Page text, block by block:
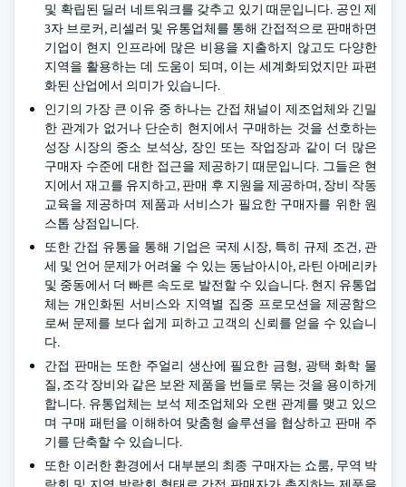
및 확립된 딜러 네트워크를 갖추고 있기 때문입니다. 공인 제
3자 브로커, 리셀러 및 유통업체를 통해 간접적으로 판매하면
기업이 현지 인프라에 많은 비용을 지출하지 않고도 다양한
지역을 활용하는 데 도움이 되며, 이는 세계화되었지만 파편
화된 산업에서 의미가 있습니다.
인기의 가장 큰 이유 중 하나는 간접 채널이 제조업체와 긴밀
한 관계가 없거나 단순히 현지에서 구매하는 것을 선호하는
성장 시장의 중소 보석상, 장인 또는 작업장과 같이 더 많은
구매자 수준에 대한 접근을 제공하기 때문입니다. 그들은 현
지에서 재고를 유지하고, 판매 후 지원을 제공하며, 장비 작동
교육을 제공하며 제품과 서비스가 필요한 구매자를 위한 원
스톱 상점입니다.
또한 간접 유통을 통해 기업은 국제 시장, 특히 규제 조건, 관
세 및 언어 문제가 어려울 수 있는 동남아시아, 라틴 아메리카
및 중동에서 더 빠른 속도로 발전할 수 있습니다. 현지 유통업
체는 개인화된 서비스와 지역별 집중 프로모션을 제공함으
로써 문제를 보다 쉽게 피하고 고객의 신뢰를 얻을 수 있습니
다.
간접 판매는 또한 주얼리 생산에 필요한 금형, 광택 화학 물
질, 조각 장비와 같은 보완 제품을 번들로 묶는 것을 용이하게
합니다. 유통업체는 보석 제조업체와 오랜 관계를 맺고 있으
며 구매 패턴을 이해하여 맞춤형 솔루션을 협상하고 판매 주
기를 단축할 수 있습니다.
또한 이러한 환경에서 대부분의 최종 구매자는 쇼룸, 무역 박